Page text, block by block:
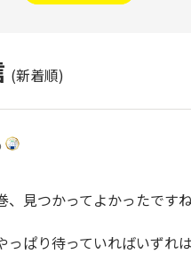
(新着順)
、見つかってよかったです
っぱり待っていればいずれ